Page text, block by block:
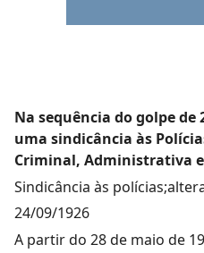
Na sequência do golpe de
uma sindicância às
Criminal, Administrativa
Sindicância às
24/09/1926
A partir do 28 de maio de